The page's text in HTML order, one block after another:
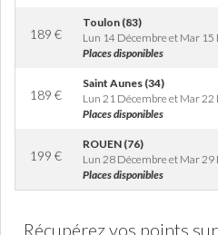
189 €
Toulon (83)
Lun 14 Décembre et Mar
Places disponibles
189 €
Saint Aunes (34)
Lun 21 Décembre et Mar
Places disponibles
199 €
ROUEN (76)
Lun 28 Décembre et Mar
Places disponibles
Récupérez vos points